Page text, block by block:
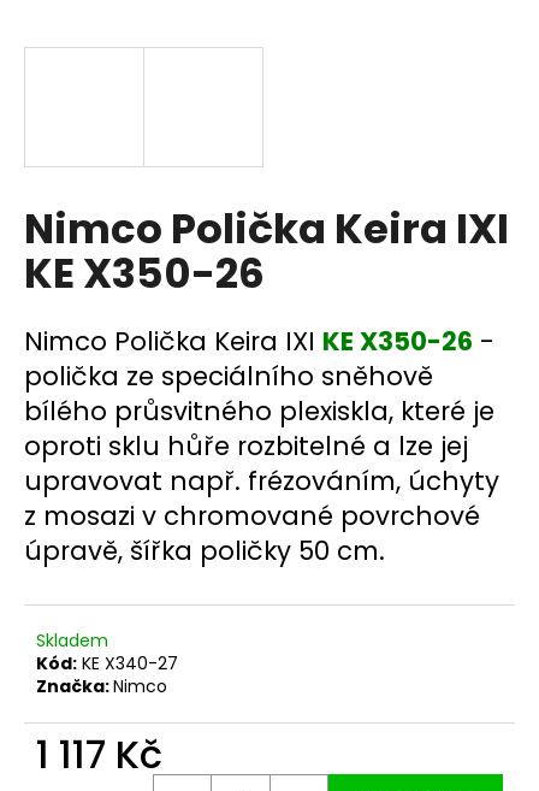
Nimco Polička Keira IXI
KE X350-26
Nimco Polička Keira IXI KE X350-26 -
polička ze speciálního sněhově
bílého průsvitného plexiskla, které je
oproti sklu hůře rozbitelné a lze jej
upravovat např. frézováním, úchyty
z mosazi v chromované povrchové
úpravě, šířka poličky 50 cm.
Skladem
Kód: KE X340-27
Značka:Nimco
1 117 Kč
j
?
HLEDAT
D
o
p
o
r
u
č
u
j
m
e